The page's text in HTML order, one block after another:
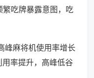
吃牌暴露意图，吃
峰麻将机使用率增长
率提升，高峰低谷